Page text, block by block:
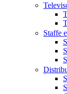
Staffe